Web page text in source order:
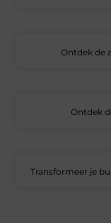
Ontdek de
Ontdek
Transformeer je